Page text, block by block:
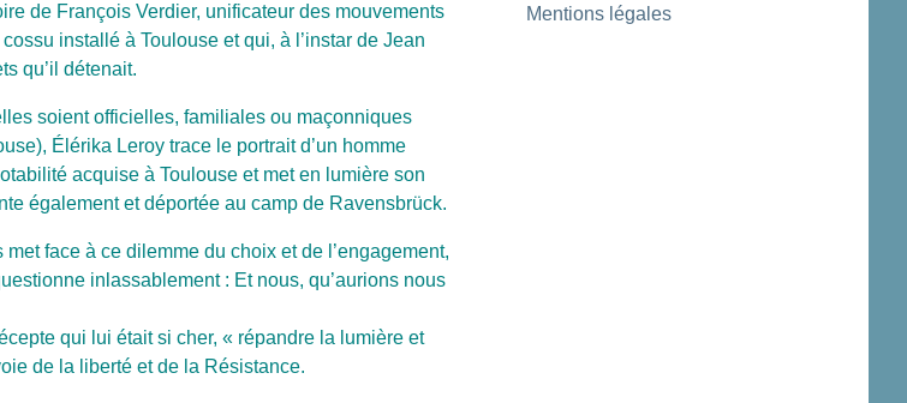
de François Verdier, unificateur des mouvements
installé à Toulouse et qui, à l’instar de Jean
qu’il détenait.
soient officielles, familiales ou maçonniques
Élérika Leroy trace le portrait d’un homme
acquise à Toulouse et met en lumière son
également et déportée au camp de Ravensbrück.
face à ce dilemme du choix et de l’engagement,
inlassablement : Et nous, qu’aurions nous
qui lui était si cher, « répandre la lumière et
de la liberté et de la Résistance.
Mentions légales